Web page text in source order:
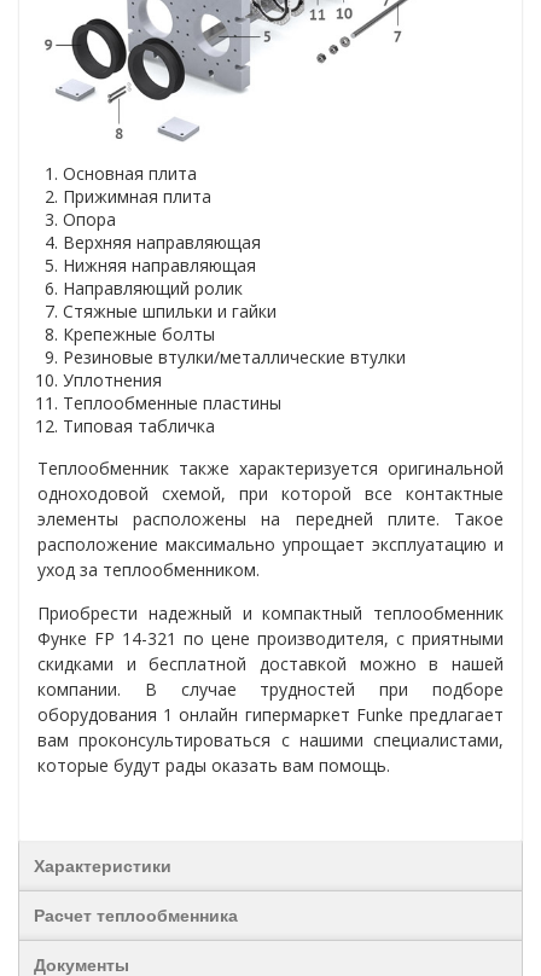
Основная плита
Прижимная плита
Опора
Верхняя направляющая
Нижняя направляющая
Направляющий ролик
Стяжные шпильки и гайки
Крепежные болты
Резиновые втулки/металлические втулки
Уплотнения
Теплообменные пластины
Типовая табличка
Теплообменник также характеризуется оригинальной
одноходовой схемой, при которой все контактные
элементы расположены на передней плите. Такое
расположение максимально упрощает эксплуатацию и
уход за теплообменником.
Приобрести надежный и компактный теплообменник
Функе FP 14-321 по цене производителя, с приятными
скидками и бесплатной доставкой можно в нашей
компании. В случае трудностей при подборе
оборудования 1 онлайн гипермаркет Funke предлагает
вам проконсультироваться с нашими специалистами,
которые будут рады оказать вам помощь.
Характеристики
Расчет теплообменника
Документы